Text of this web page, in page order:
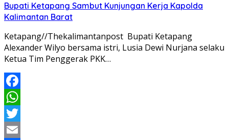
Bupati Ketapang Sambut Kunjungan Kerja Kapolda
Kalimantan Barat
Ketapang//Thekalimantanpost Bupati Ketapang
Alexander Wilyo bersama istri, Lusia Dewi Nurjana selaku
Ketua Tim Penggerak PKK…
Facebook
WhatsApp
Twitter